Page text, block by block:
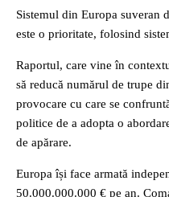
Sistemul din Europa suveran
este o prioritate, folosind
Raportul, care vine în
să reducă numărul de trupe
provocare cu care se
politice de a adopta o
de apărare.
Europa își face armată
50.000.000.000 € pe an.